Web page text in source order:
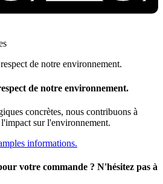
de notre environnement.
concrètes, nous contribuons à
sur l'environnement.
informations.
votre commande ? N'hésitez pas à